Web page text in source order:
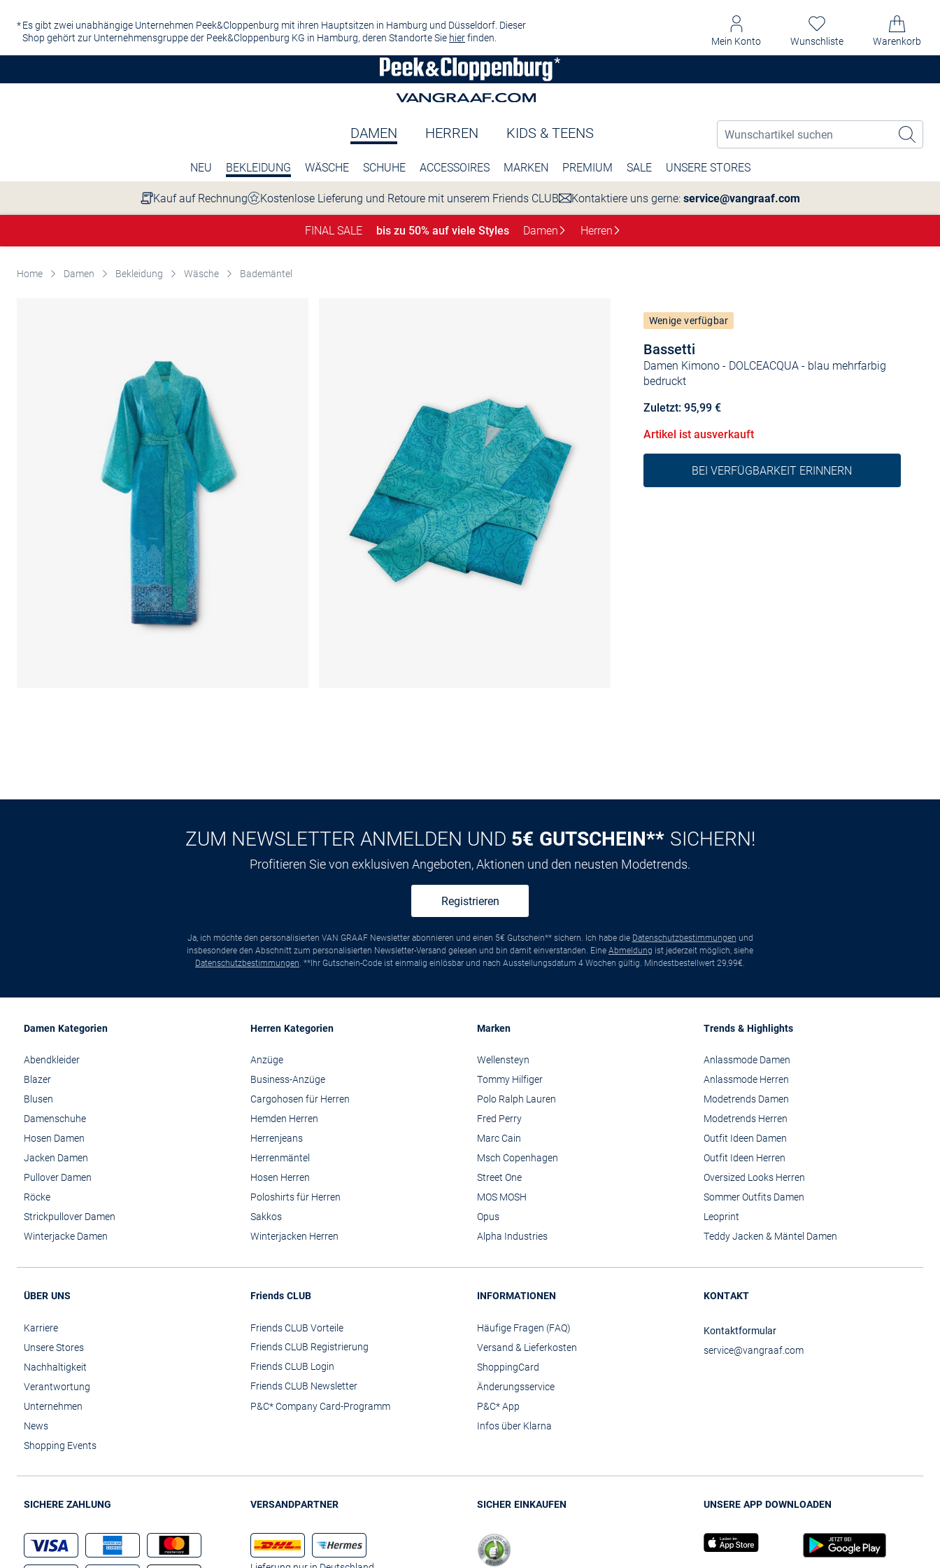
Es gibt zwei unabhängige Unternehmen Peek&Cloppenburg mit ihren Hauptsitzen in Hamburg und Düsseldorf. Dieser
Shop gehört zur Unternehmensgruppe der Peek&Cloppenburg KG in Hamburg, deren Standorte Sie hierfinden. Mein Konto Wunschliste Warenkorb
DAMEN HERREN KIDS & TEENS
NEU BEKLEIDUNG WÄSCHE SCHUHE ACCESSOIRES MARKEN PREMIUM SALE UNSERE STORES
Kauf auf Rechnung Kostenlose Lieferung und Retoure mit unserem Friends CLUB Kontaktiere uns gerne: service@vangraaf.com
FINAL SALE bis zu 50% auf viele Styles Damen Herren
Home Damen Bekleidung Wäsche Bademäntel
Bassetti
Damen Kimono - DOLCEACQUA- blau mehrfarbig
bedruckt
Wenige verfügbar
Zuletzt: 95,99 €
Artikel ist ausverkauft
BEI VERFÜGBARKEIT ERINNERN
ZUM NEWSLETTER ANMELDEN UND 5€ GUTSCHEIN** SICHERN!
Profitieren Sie von exklusiven Angeboten, Aktionen und den neusten Modetrends.
Registrieren
Ja, ich möchte den personalisierten VAN GRAAF Newsletter abonnieren und einen 5€ Gutschein** sichern. Ich habe die Datenschutzbestimmungen und
insbesondere den Abschnitt zum personalisierten Newsletter-Versand gelesen und bin damit einverstanden. Eine Abmeldung ist jederzeit möglich, siehe
Datenschutzbestimmungen. **Ihr Gutschein-Code ist einmalig einlösbar und nach Ausstellungsdatum 4 Wochen gültig. Mindestbestellwert 29,99€.
Damen Kategorien
Abendkleider
Blazer
Blusen
Damenschuhe
Hosen Damen
Jacken Damen
Pullover Damen
Röcke
Strickpullover Damen
Winterjacke Damen
Herren Kategorien
Anzüge
Business-Anzüge
Cargohosen für Herren
Hemden Herren
Herrenjeans
Herrenmäntel
Hosen Herren
Poloshirts für Herren
Sakkos
Winterjacken Herren
Marken
Wellensteyn
Tommy Hilfiger
Polo Ralph Lauren
Fred Perry
Marc Cain
Msch Copenhagen
Street One
MOS MOSH
Opus
Alpha Industries
Trends & Highlights
Anlassmode Damen
Anlassmode Herren
Modetrends Damen
Modetrends Herren
Outfit Ideen Damen
Outfit Ideen Herren
Oversized Looks Herren
Sommer Outfits Damen
Leoprint
Teddy Jacken & Mäntel Damen
ÜBER UNS
Karriere
Unsere Stores
Nachhaltigkeit
Verantwortung
Unternehmen
News
Shopping Events
Friends CLUB
Friends CLUB Vorteile
Friends CLUB Registrierung
Friends CLUB Login
Friends CLUB Newsletter
P&C* Company Card-Programm
INFORMATIONEN
Häufige Fragen (FAQ)
Versand & Lieferkosten
ShoppingCard
Änderungsservice
P&C* App
Infos über Klarna
KONTAKT
Kontaktformular
service@vangraaf.com
SICHERE ZAHLUNG VERSANDPARTNER SICHER EINKAUFEN UNSERE APP DOWNLOADEN